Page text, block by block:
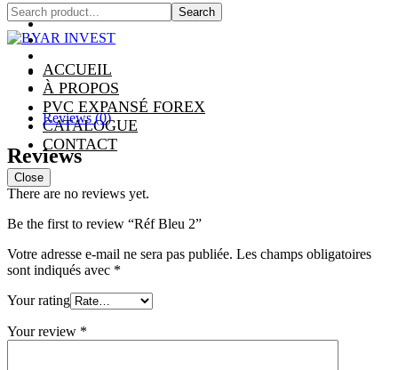
Search
ACCUEIL
À PROPOS
PVC EXPANSÉ FOREX
CATALOGUE
CONTACT
Close
Reviews (0)
Reviews
There are no reviews yet.
Be the first to review “Réf Bleu 2”
Votre adresse e-mail ne sera pas publiée. Les champs obligatoires
sont indiqués avec *
Your rating
Your review *